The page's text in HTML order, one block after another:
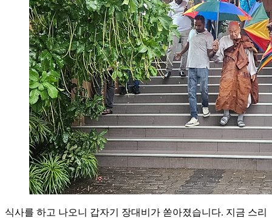
식사를 하고 나오니 갑자기 장대비가 쏟아졌습니다. 지금 스리